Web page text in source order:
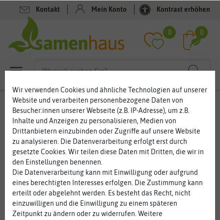
Kontakt Mein Konto Kontrast erhöhen
0 0
Allgemeine Einkaufsbedingungen (AEB)
der Samenhaus Müller GmbH
Stand: 16.10.2023
1. Allgemeines
1.1Die vorliegenden Allgemeinen Einkaufsbedingungen
(„AEB“) gelten für alle Geschäftsbeziehungen zwischen der
Samenhaus Müller GmbH („Samenhaus“) und deren
Wir verwenden Cookies und ähnliche Technologien auf unserer
Website und verarbeiten personenbezogene Daten von
Besucher:innen unserer Webseite (z.B. IP-Adresse), um z.B.
Inhalte und Anzeigen zu personalisieren, Medien von
Drittanbietern einzubinden oder Zugriffe auf unsere Website
zu analysieren. Die Datenverarbeitung erfolgt erst durch
gesetzte Cookies. Wir teilen diese Daten mit Dritten, die wir in
den Einstellungen benennen.
Die Datenverarbeitung kann mit Einwilligung oder aufgrund
eines berechtigten Interesses erfolgen. Die Zustimmung kann
erteilt oder abgelehnt werden. Es besteht das Recht, nicht
einzuwilligen und die Einwilligung zu einem späteren
Zeitpunkt zu ändern oder zu widerrufen. Weitere